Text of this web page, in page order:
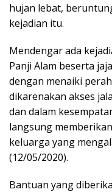
hujan lebat,
kejadian itu.
Mendengar ada
Panji Alam beserta
dengan menaiki
dikarenakan akses
dan dalam
langsung
keluarga yang
(12/05/2020).
Bantuan yang